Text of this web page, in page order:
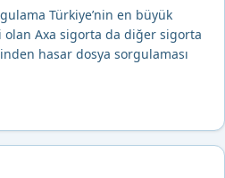
Türkiye’nin en büyük
Axa sigorta da diğer sigorta
hasar dosya sorgulaması